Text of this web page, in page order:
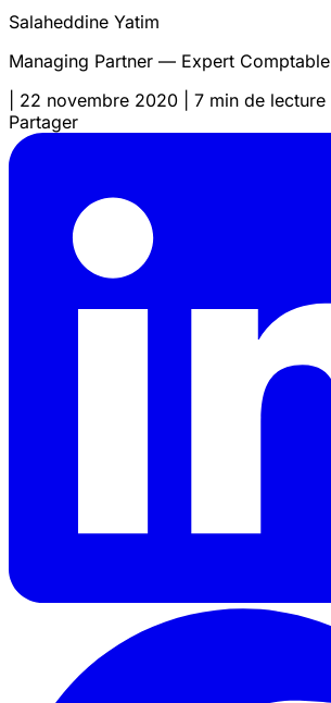
Salaheddine Yatim
Managing Partner — Expert Comptable
22 novembre 2020
7 min de lecture
Partager